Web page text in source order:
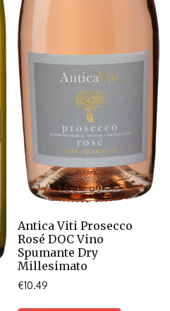
Antica Viti Prosecco
Rosé DOC Vino
Spumante Dry
Millesimato
€10.49